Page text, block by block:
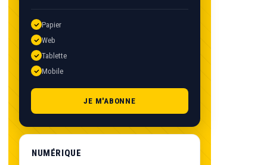
Papier
Web
Tablette
Mobile
JE M'ABONNE
NUMÉRIQUE